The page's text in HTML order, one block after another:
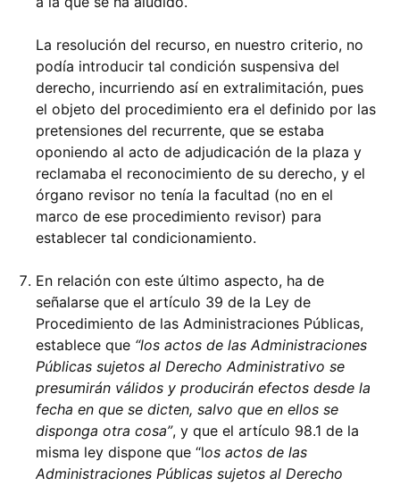
La resolución del recurso, en nuestro criterio, no
podía introducir tal condición suspensiva del
derecho, incurriendo así en extralimitación, pues
el objeto del procedimiento era el definido por las
pretensiones del recurrente, que se estaba
oponiendo al acto de adjudicación de la plaza y
reclamaba el reconocimiento de su derecho, y el
órgano revisor no tenía la facultad (no en el
marco de ese procedimiento revisor) para
establecer tal condicionamiento.
En relación con este último aspecto, ha de
señalarse que el artículo 39 de la Ley de
Procedimiento de las Administraciones Públicas,
establece que los actos de las Administraciones
Públicas sujetos al Derecho Administrativo se
presumirán válidos y producirán efectos desde la
fecha en que se dicten, salvo que en ellos se
disponga otra cosa , y que el artículo 98.1 de la
misma ley dispone que los actos de las
Administraciones Públicas sujetos al Derecho